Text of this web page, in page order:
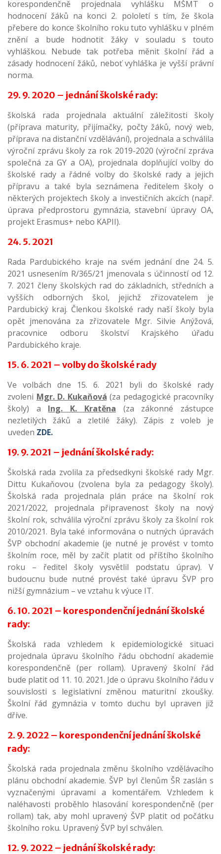
korespondenčně projednala vyhlášku MŠMT o
hodnocení žáků na konci 2. pololetí s tím, že škola
přebere do konce školního roku tuto vyhlášku v plném
znění a bude hodnotit žáky v souladu s touto
vyhláškou. Nebude tak potřeba měnit školní řád a
zásady hodnocení žáků, neboť vyhláška je vyšší právní
norma.
29. 9. 2020 – jednání školské rady:
školská rada projednala aktuální záležitosti školy
(příprava maturity, přijímačky, počty žáků, nový web,
příprava na distanční vzdělávání), projednala a schválila
výroční zprávu školy za rok 2019-2020 (výroční zpráva
společná za GY a OA), projednala doplňující volby do
školské rady a řádné volby do školské rady a jejich
přípravu a také byla seznámena ředitelem školy o
některých projektech školy a investičních akcích (např.
úprava předprostoru gymnázia, stavební úpravy OA,
projekt Erasmus+ nebo KAPII).
24. 5. 2021
Rada Pardubického kraje na svém jednání dne 24. 5.
2021 usnesením R/365/21 jmenovala s účinností od 12.
7. 2021 členy školských rad do základních, středních a
vyšších odborných škol, jejichž zřizovatelem je
Pardubický kraj. Členkou školské rady naší školy byla
opět jmenována za zřizovatele Mgr. Silvie Anýžová,
pracovnice odboru školství Krajského úřadu
Pardubického kraje.
15. 6. 2021 – volby do školské rady
Ve volbách dne 15. 6. 2021 byli do školské rady
zvoleni Mgr. D. Kukaňová (za pedagogické pracovníky
školy) a Ing. K. Kratěna (za zákonné zástupce
nezletilých žáků a zletilé žáky). Zápis z voleb je
uveden ZDE.
19. 9. 2021 – jednání školské rady:
Školská rada zvolila za předsedkyni školské rady Mgr.
Dittu Kukaňovou (zvolena byla za pedagogy školy).
Školská rada projednala plán práce na školní rok
2021/2022, projednala připravenost školy na nový
školní rok, schválila výroční zprávu školy za školní rok
2010/2021. Byla také informována o nutných úpravách
ŠVP obchodní akademie (je nutné je provést v tomto
školním roce, měl by začít platit od příštího školního
roku – ředitel školy vysvětlil podstatu úprav). V
budoucnu bude nutné provést také úpravu ŠVP pro
nižší gymnázium – ve vztahu k výuce IT.
6. 10. 2021 – korespondenční jednání školské
rady:
Školská rada vzhledem k epidemiologické situaci
projednala úpravu školního řádu obchodní akademie
korespondenčně (per rollam). Upravený školní řád
bude platit od 11. 10. 2021. Jde o úpravu školního řádu v
souvislosti s legislativní změnou maturitní zkoušky.
Školní řád gymnázia v tomto duchu byl upraven již
dříve.
2. 9. 2022 – korespondenční jednání školské
rady:
Školská rada projednala změnu školního vzdělávacího
plánu obchodní akademie. ŠVP byl členům ŠR zaslán s
vyznačenými úpravami a komentářem. Vzhledem k
naléhavosti proběhlo hlasování korespondenčně (per
rollam) tak, aby mohl upravený ŠVP platit od počátku
školního roku. Upravený ŠVP byl schválen.
12. 9. 2022 – jednání školské rady: